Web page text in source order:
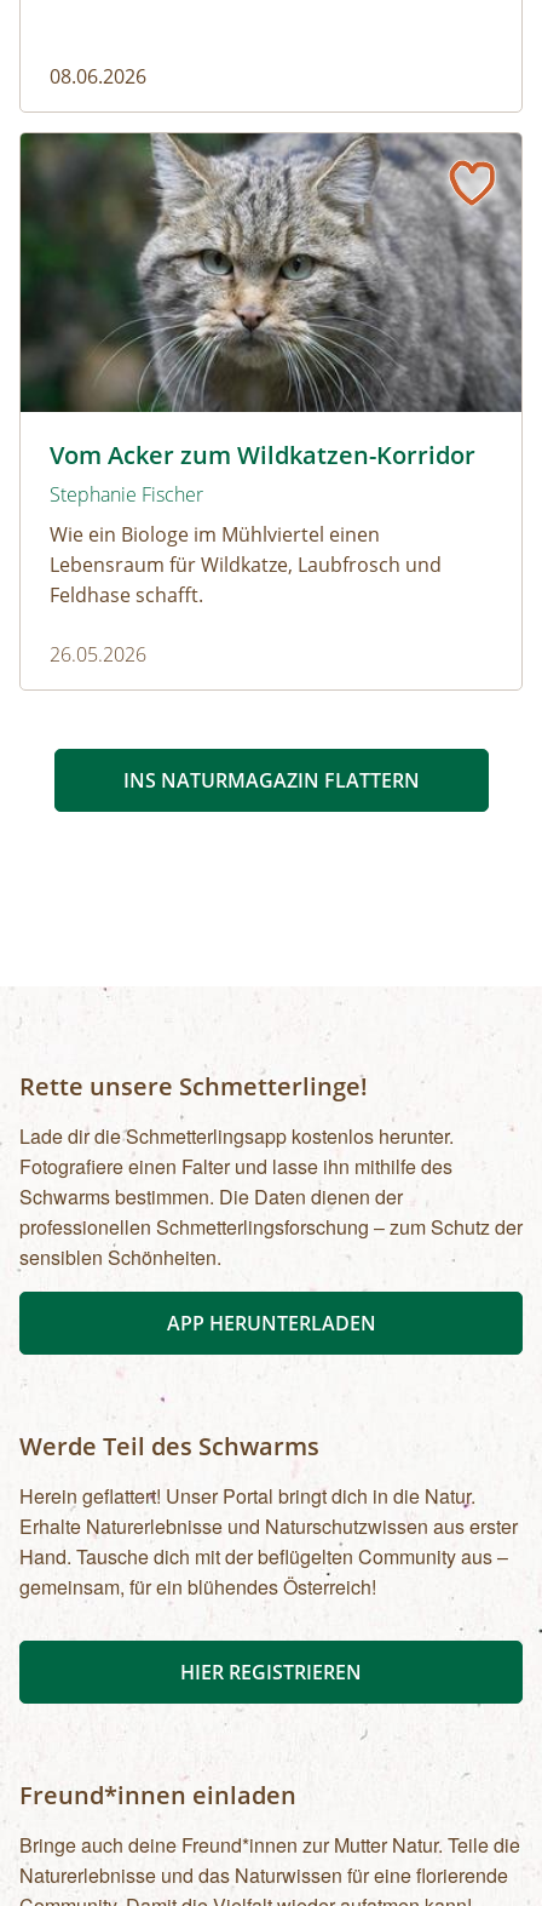
08.06.2026
Vom Acker zum Wildkatzen-Korridor
Stephanie Fischer
Wie ein Biologe im Mühlviertel einen
Lebensraum für Wildkatze, Laubfrosch und
Feldhase schafft.
26.05.2026
Vom Acker zum Wildkatzen-Korridor
INS NATURMAGAZIN FLATTERN
Rette unsere Schmetterlinge!
Lade dir die Schmetterlingsapp kostenlos herunter.
Fotografiere einen Falter und lasse ihn mithilfe des
Schwarms bestimmen. Die Daten dienen der
professionellen Schmetterlingsforschung – zum Schutz der
sensiblen Schönheiten.
APP HERUNTERLADEN
Werde Teil des Schwarms
Herein geflattert! Unser Portal bringt dich in die Natur.
Erhalte Naturerlebnisse und Naturschutzwissen aus erster
Hand. Tausche dich mit der beflügelten Community aus –
gemeinsam, für ein blühendes Österreich!
HIER REGISTRIEREN
Freund*innen einladen
Bringe auch deine Freund*innen zur Mutter Natur. Teile die
Naturerlebnisse und das Naturwissen für eine florierende